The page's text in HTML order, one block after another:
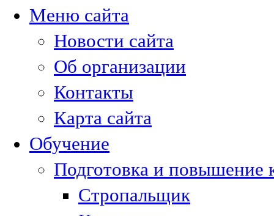
Меню сайта
Новости сайта
Об организации
Контакты
Карта сайта
Обучение
Подготовка и повышение
Стропальщик